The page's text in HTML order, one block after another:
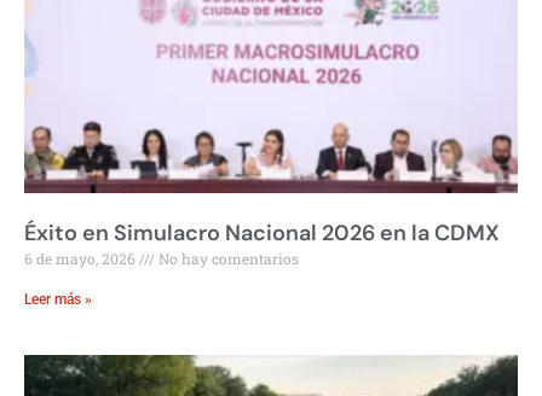
Éxito en Simulacro Nacional 2026 en la CDMX
6 de mayo, 2026 No hay comentarios
Leer más »